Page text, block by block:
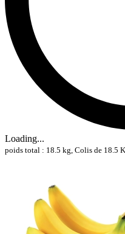
Loading...
poids total : 18.5 kg, Colis de 18.5